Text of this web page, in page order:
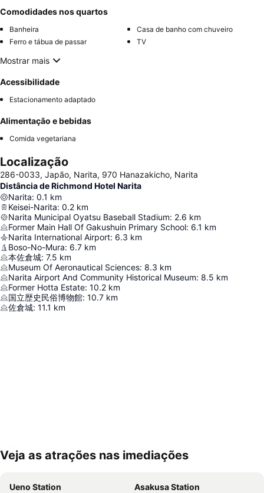
Comodidades nos quartos
Banheira
Casa de banho com chuveiro
Ferro e tábua de passar
TV
Mostrar mais
Acessibilidade
Estacionamento adaptado
Alimentação e bebidas
Comida vegetariana
Localização
286-0033, Japão, Narita, 970 Hanazakicho, Narita
Distância de Richmond Hotel Narita
Narita: 0.1 km
Keisei-Narita: 0.2 km
Narita Municipal Oyatsu Baseball Stadium: 2.6 km
Former Main Hall Of Gakushuin Primary School: 6.1 km
Narita International Airport: 6.3 km
Boso-No-Mura: 6.7 km
本佐倉城: 7.5 km
Museum Of Aeronautical Sciences: 8.3 km
Narita Airport And Community Historical Museum: 8.5 km
Former Hotta Estate: 10.2 km
国立歴史民俗博物館: 10.7 km
佐倉城: 11.1 km
Ampliar mapa
Veja as atrações nas imediações
Ueno Station
Asakusa Station